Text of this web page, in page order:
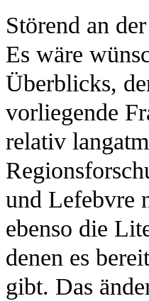
Störend an
Es wäre
Überblicks,
vorliegende
relativ
und Lefebvre
ebenso die
denen es
gibt. Das